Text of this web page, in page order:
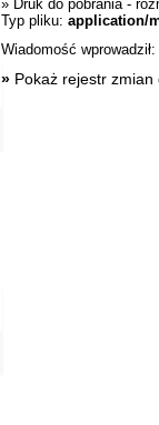
» Druk do pobrania-
Typ pliku: application/
Wiadomość wprowadził:
» Pokaż rejestr